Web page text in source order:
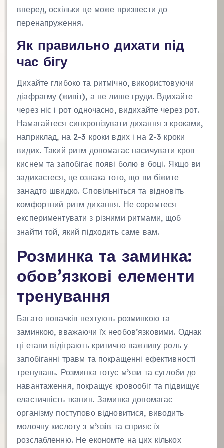
вперед, оскільки це може призвести до
перенапруження.
Як правильно дихати під
час бігу
Дихайте глибоко та ритмічно, використовуючи
діафрагму (живіт), а не лише груди. Вдихайте
через ніс і рот одночасно, видихайте через рот.
Намагайтеся синхронізувати дихання з кроками,
наприклад, на 2-3 кроки вдих і на 2-3 кроки
видих. Такий ритм допомагає насичувати кров
киснем та запобігає появі болю в боці. Якщо ви
задихаєтеся, це ознака того, що ви біжите
занадто швидко. Сповільніться та відновіть
комфортний ритм дихання. Не соромтеся
експериментувати з різними ритмами, щоб
знайти той, який підходить саме вам.
Розминка та заминка:
обов’язкові елементи
тренування
Багато новачків нехтують розминкою та
заминкою, вважаючи їх необов’язковими. Однак
ці етапи відіграють критично важливу роль у
запобіганні травм та покращенні ефективності
тренувань. Розминка готує м’язи та суглоби до
навантаження, покращує кровообіг та підвищує
еластичність тканин. Заминка допомагає
організму поступово відновитися, виводить
молочну кислоту з м’язів та сприяє їх
розслабленню. Не економте на цих кількох